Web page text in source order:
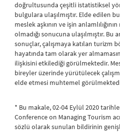
doğrultusunda çeşitli istatistiksel
bulgulara ulaşılmıştır. Elde edilen
meslek aşkının ve işin
olmadığı sonucuna ulaşılmıştır. Bu
sonuçlar, çalışmaya katılan turizm
hayatında tam olarak yer
ilişkisini etkilediği görülmektedir.
bireyler üzerinde yürütülecek
elde etmesi muhtemel
* Bu makale, 02-04 Eylül 2020
Conference on Managing Tourism
sözlü olarak sunulan bildirinin